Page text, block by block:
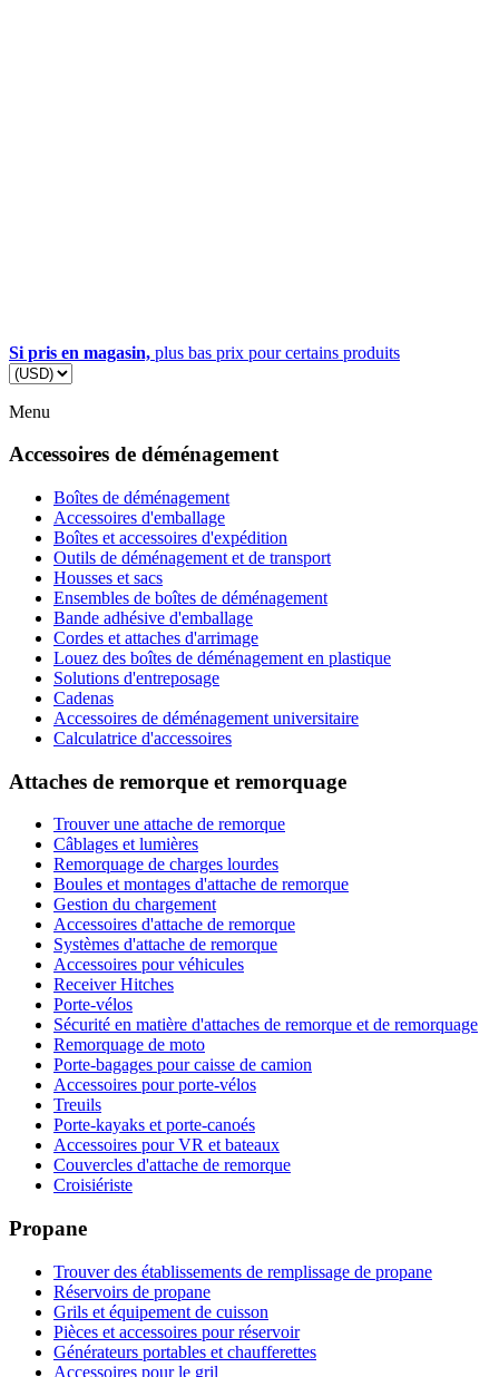
Si pris en magasin, plus bas prix pour certains produits
Menu
Accessoires de déménagement
Boîtes de déménagement
Accessoires d'emballage
Boîtes et accessoires d'expédition
Outils de déménagement et de transport
Housses et sacs
Ensembles de boîtes de déménagement
Bande adhésive d'emballage
Cordes et attaches d'arrimage
Louez des boîtes de déménagement en plastique
Solutions d'entreposage
Cadenas
Accessoires de déménagement universitaire
Calculatrice d'accessoires
Attaches de remorque et remorquage
Trouver une attache de remorque
Câblages et lumières
Remorquage de charges lourdes
Boules et montages d'attache de remorque
Gestion du chargement
Accessoires d'attache de remorque
Systèmes d'attache de remorque
Accessoires pour véhicules
Receiver Hitches
Porte-vélos
Sécurité en matière d'attaches de remorque et de remorquage
Remorquage de moto
Porte-bagages pour caisse de camion
Accessoires pour porte-vélos
Treuils
Porte-kayaks et porte-canoés
Accessoires pour VR et bateaux
Couvercles d'attache de remorque
Croisiériste
Propane
Trouver des établissements de remplissage de propane
Réservoirs de propane
Grils et équipement de cuisson
Pièces et accessoires pour réservoir
Générateurs portables et chaufferettes
Accessoires pour le gril